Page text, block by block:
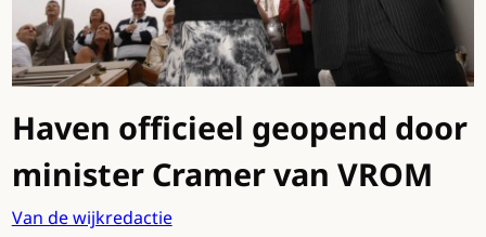
Haven officieel geopend door
minister Cramer van VROM
Van de wijkredactie